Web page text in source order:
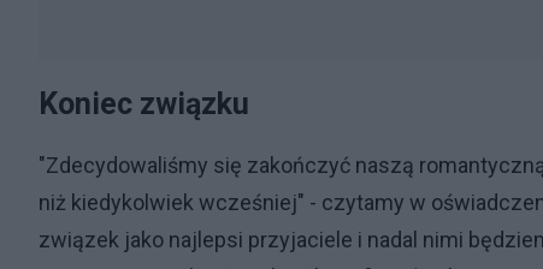
Koniec związku
"Zdecydowaliśmy się zakończyć naszą
niż kiedykolwiek wcześniej" - czytamy w
związek jako najlepsi przyjaciele i nadal nimi